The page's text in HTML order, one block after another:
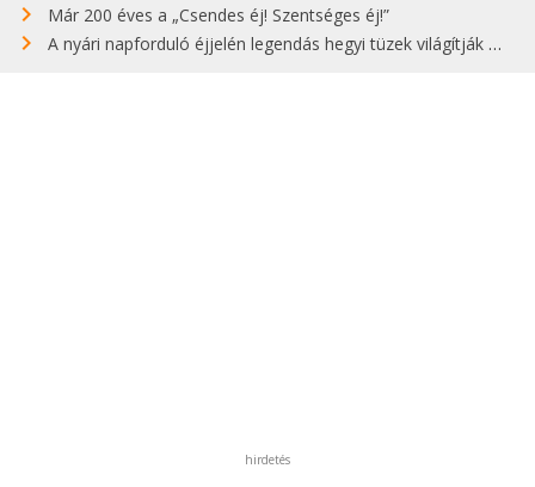
Már 200 éves a „Csendes éj! Szentséges éj!”
A nyári napforduló éjjelén legendás hegyi tüzek világítják meg Zugspitzét
hirdetés